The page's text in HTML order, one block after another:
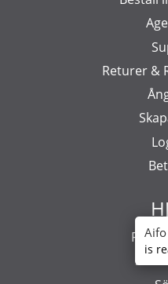
Returer &
För
Så
is